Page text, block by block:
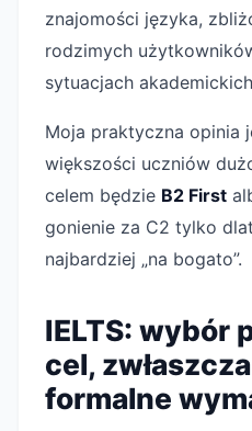
znajomości języka,
rodzimych
sytuacjach
Moja praktyczna opinia
większości uczniów
celem będzie B2 First
gonienie za C2 tylko
najbardziej „na bogato”.
IELTS: wybór
cel,
formalne